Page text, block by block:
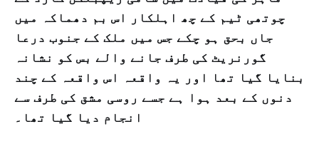
چوتھی ٹیم کے چھ اہلکار اس بم دھماکہ میں
جاں بحق ہو چکے جس میں ملک کے جنوب درعا
گورنریٹ کی طرف جانے والے بس کو نشانہ
بنایا گیا تھا اور یہ واقعہ اس واقعہ کے چند
دنوں کے بعد ہوا ہے جسے روسی مشق کی طرف سے
انجام دیا گیا تھا۔